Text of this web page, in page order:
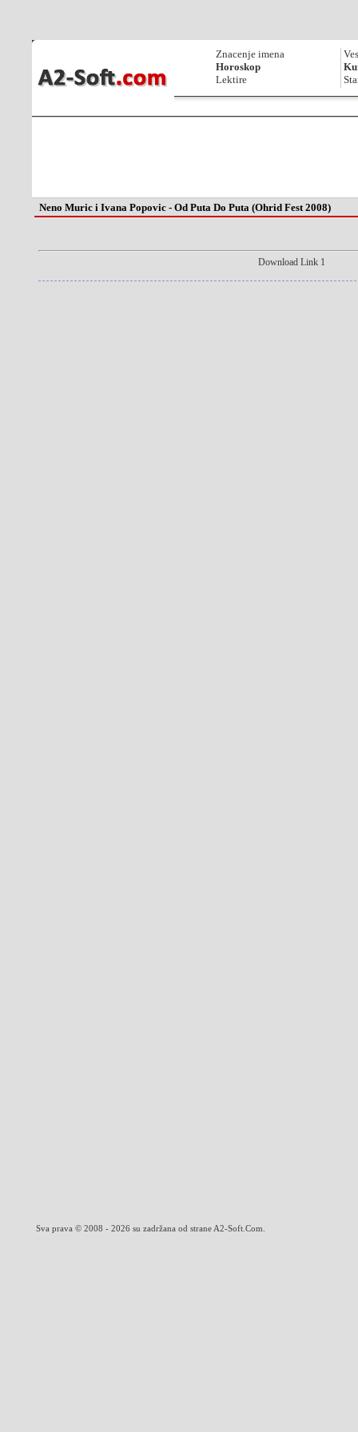
Znacenje imena
Horoskop
Lektire
Neno Muric i Ivana Popovic - Od Puta Do Puta (Ohrid Fest 2008)
Download Link 1
Sva prava © 2008 - 2026 su zadržana od strane A2-Soft.Com.